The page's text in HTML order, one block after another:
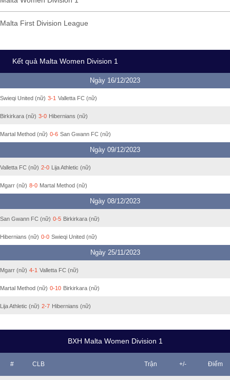
Malta First Division League
Kết quả Malta Women Division 1
Ngày 16/12/2023
Swieqi United (nữ) 3-1 Valletta FC (nữ)
Birkirkara (nữ) 3-0 Hibernians (nữ)
Martal Method (nữ) 0-6 San Gwann FC (nữ)
Ngày 09/12/2023
Valletta FC (nữ) 2-0 Lija Athletic (nữ)
Mgarr (nữ) 8-0 Martal Method (nữ)
Ngày 08/12/2023
San Gwann FC (nữ) 0-5 Birkirkara (nữ)
Hibernians (nữ) 0-0 Swieqi United (nữ)
Ngày 25/11/2023
Mgarr (nữ) 4-1 Valletta FC (nữ)
Martal Method (nữ) 0-10 Birkirkara (nữ)
Lija Athletic (nữ) 2-7 Hibernians (nữ)
BXH Malta Women Division 1
# CLB Trận +/- Điểm